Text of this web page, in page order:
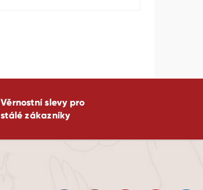
Věrnostní slevy pro
stálé zákazníky